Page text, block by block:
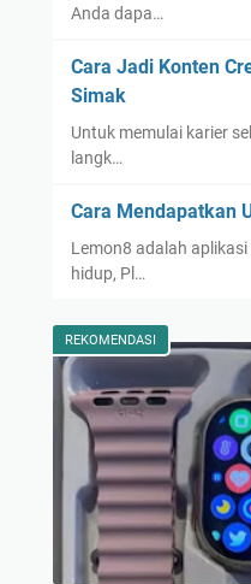
Anda dapa…
Cara Jadi Konten
Simak
Untuk memulai karier
langk…
Cara Mendapatkan
Lemon8 adalah
hidup, Pl…
REKOMENDASI